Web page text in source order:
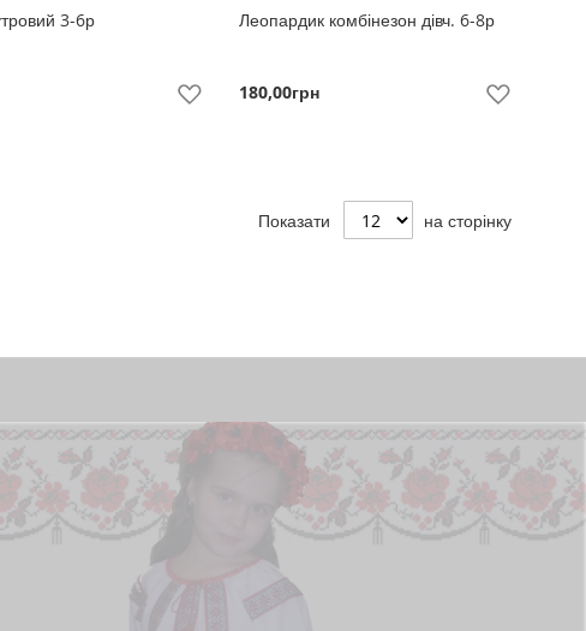
3-6р Леопардик комбінезон дівч. 6-8р
180,00грн
Показати на сторінку